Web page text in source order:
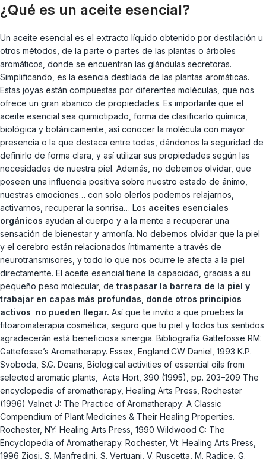
¿Qué es un aceite esencial?
Un aceite esencial es el extracto líquido obtenido por destilación u
otros métodos, de la parte o partes de las plantas o árboles
aromáticos, donde se encuentran las glándulas secretoras.
Simplificando, es la esencia destilada de las plantas aromáticas.
Estas joyas están compuestas por diferentes moléculas, que nos
ofrece un gran abanico de propiedades. Es importante que el
aceite esencial sea quimiotipado, forma de clasificarlo química,
biológica y botánicamente, así conocer la molécula con mayor
presencia o la que destaca entre todas, dándonos la seguridad de
definirlo de forma clara, y así utilizar sus propiedades según las
necesidades de nuestra piel. Además, no debemos olvidar, que
poseen una influencia positiva sobre nuestro estado de ánimo,
nuestras emociones… con solo olerlos podemos relajarnos,
activarnos, recuperar la sonrisa… Los aceites esenciales
orgánicos ayudan al cuerpo y a la mente a recuperar una
sensación de bienestar y armonía. No debemos olvidar que la piel
y el cerebro están relacionados íntimamente a través de
neurotransmisores, y todo lo que nos ocurre le afecta a la piel
directamente. El aceite esencial tiene la capacidad, gracias a su
pequeño peso molecular, de traspasar la barrera de la piel y
trabajar en capas más profundas, donde otros principios
activos no pueden llegar. Así que te invito a que pruebes la
fitoaromaterapia cosmética, seguro que tu piel y todos tus sentidos
agradecerán está beneficiosa sinergia. Bibliografía Gattefosse RM:
Gattefosse’s Aromatherapy. Essex, England:CW Daniel, 1993 K.P.
Svoboda, S.G. Deans, Biological activities of essential oils from
selected aromatic plants, Acta Hort, 390 (1995), pp. 203–209 The
encyclopedia of aromatherapy, Healing Arts Press, Rochester
(1996) Valnet J: The Practice of Aromatherapy: A Classic
Compendium of Plant Medicines & Their Healing Properties.
Rochester, NY: Healing Arts Press, 1990 Wildwood C: The
Encyclopedia of Aromatherapy. Rochester, Vt: Healing Arts Press,
1996 Ziosi, S. Manfredini, S. Vertuani, V. Ruscetta, M. Radice, G.